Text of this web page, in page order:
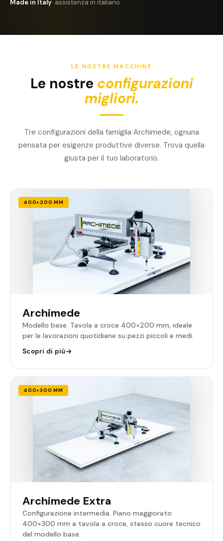
Made in Italy· assistenza in italiano
LE NOSTRE MACCHINE
Le nostre configurazioni
migliori.
Tre configurazioni della famiglia Archimede, ognuna
pensata per esigenze produttive diverse. Trova quella
giusta per il tuo laboratorio.
400×200 MM
Archimede
Modello base. Tavola a croce 400×200 mm, ideale
per le lavorazioni quotidiane su pezzi piccoli e medi.
Scopri di più
400×300 MM
Archimede Extra
Configurazione intermedia. Piano maggiorato
400×300 mm a tavola a croce, stesso cuore tecnico
del modello base.